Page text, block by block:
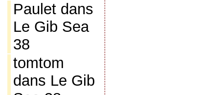
Pauletdans
Le Gib Sea
38
tomtom
dans Le Gib